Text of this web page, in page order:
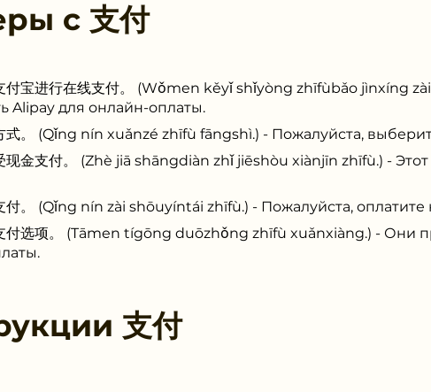
с 支付
付宝进行在线支付。 (Wǒmen kěyǐ shǐyòng zhīfùbǎo jìnxíng
Alipay для онлайн-оплаты.
式。 (Qǐng nín xuǎnzé zhīfù fāngshì.) - Пожалуйста,
现金支付。 (Zhè jiā shāngdiàn zhǐ jiēshòu xiànjīn zhīfù.) -
付。 (Qǐng nín zài shōuyíntái zhīfù.) - Пожалуйста, оплатите
付选项。 (Tāmen tígōng duōzhǒng zhīfù xuǎnxiàng.) - Они
支付